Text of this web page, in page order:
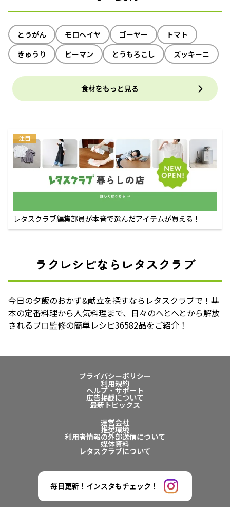
とうがん モロヘイヤ ゴーヤー
トマト
きゅうり
ピーマン とうもろこし ズッキーニ
食材をもっと見る
注目
レタスクラブ編集部員が本音で選んだアイテムが買える！
ラクレシピならレタスクラブ
今日の夕飯のおかず&献立を探すならレタスクラブで！基
本の定番料理から人気料理まで、日々のへとへとから解放
されるプロ監修の簡単レシピ36582品をご紹介！
プライバシーポリシー
利用規約
ヘルプ・サポート
広告掲載について
最新トピックス
運営会社
推奨環境
利用者情報の外部送信について
媒体資料
レタスクラブについて
毎日更新！インスタもチェック！